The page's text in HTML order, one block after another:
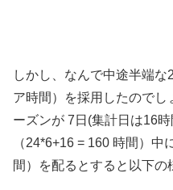
しかし、なんで中途半端な
ア時間）を採用したので
ーズンが 7日(集計日は16
（24*6+16 = 160 時間）
間）を配るとすると以下の